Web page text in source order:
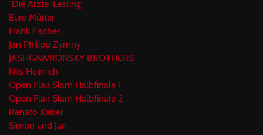
"Die Ärzte-Lesung"
Eure Mütter
Frank Fischer
Jan Philipp Zymny
JASHGAWRONSKY BROTHERS
Nils Heinrich
Open Flair Slam Halbfinale 1
Open Flair Slam Halbfinale 2
Renato Kaiser
Simon und Jan